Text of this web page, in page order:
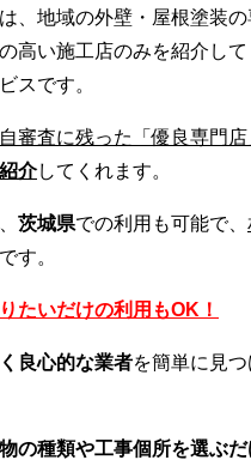
、地域の外壁・屋根塗装
高い施工店のみを紹介し
スです。
審査に残った「優良専門店
介してくれます。
茨城県での利用も可能で、
です。
たいだけの利用もOK！
良心的な業者を簡単に見
の種類や工事個所を選ぶだ